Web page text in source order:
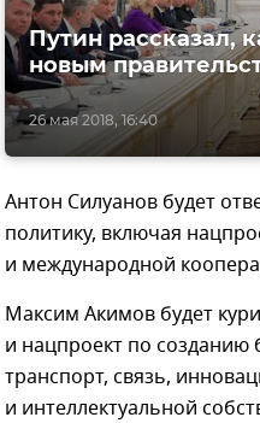
26 мая 2018, 16:40
Путин рассказал,
новым
Антон Силуанов будет
политику, включая
и международной
Максим Акимов будет
и нацпроект по созданию
транспорт, связь,
и интеллектуальной